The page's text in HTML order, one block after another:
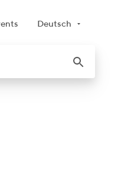
Deutsch